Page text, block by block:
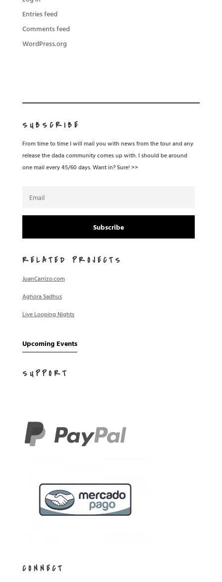
Entries feed
Comments feed
WordPress.org
SUBSCRIBE
From time to time I will mail you with news from the tour and any
release the dada community comes up with. I should be around
one mail every 45/60 days. Want in? Sure! >>
Subscribe
RELATED PROJECTS
JuanCarrizo.com
Aghora Sadhus
Live Looping Nights
Upcoming Events
SUPPORT
CONNECT